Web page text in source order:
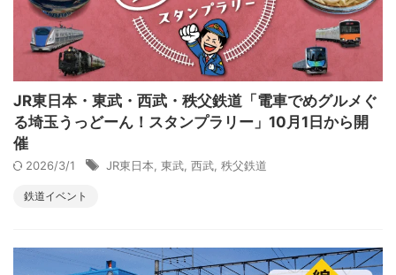
JR東日本・東武・西武・秩父鉄道「電車でめグルメぐ
る埼玉うっどーん！スタンプラリー」10月1日から開
催
2026/3/1 JR東日本 東武 西武 秩父鉄道
鉄道イベント